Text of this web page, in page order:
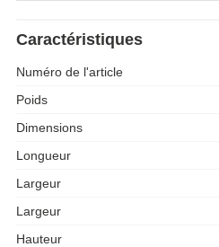
Caractéristiques
Numéro de l'article
Poids
Dimensions
Longueur
Largeur
Largeur
Hauteur